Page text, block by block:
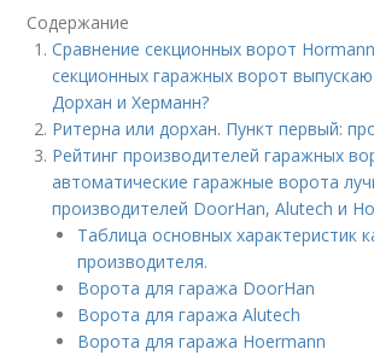
Содержание
Сравнение секционных ворот
секционных гаражных ворот
Дорхан и Херманн?
Ритерна или дорхан. Пункт первый:
Рейтинг производителей гаражных
автоматические гаражные ворота
производителей DoorHan, Alutech и
Таблица основных характеристик
производителя.
Ворота для гаража DoorHan
Ворота для гаража Alutech
Ворота для гаража Hoermann